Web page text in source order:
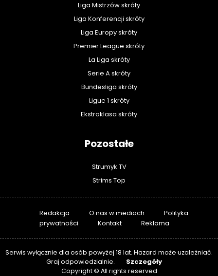
Liga Mistrzów skróty
Liga Konferencji skróty
Liga Europy skróty
Premier League skróty
La Liga skróty
Serie A skróty
Bundesliga skróty
Ligue 1 skróty
Ekstraklasa skróty
Pozostałe
Strumyk TV
Strims Top
Redakcja O nas w mediach
Polityka
prywatności
Kontakt Reklama
Serwis wyłącznie dla osób powyżej 18 lat. Hazard może uzależniać.
Graj odpowiedzialnie.
Szczegóły
Copyright © All rights reserved